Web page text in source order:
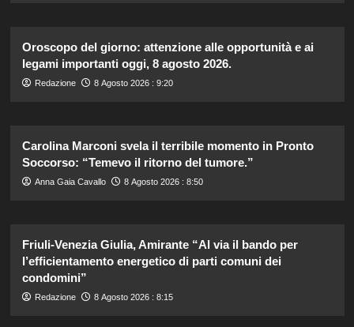
Oroscopo del giorno: attenzione alle opportunità e ai
legami importanti oggi, 8 agosto 2026.
Redazione 8 Agosto 2026 : 9:20
Carolina Marconi svela il terribile momento in Pronto
Soccorso: “Temevo il ritorno del tumore.”
Anna Gaia Cavallo 8 Agosto 2026 : 8:50
Friuli-Venezia Giulia, Amirante “Al via il bando per
l’efficientamento energetico di parti comuni dei
condomini”
Redazione 8 Agosto 2026 : 8:15